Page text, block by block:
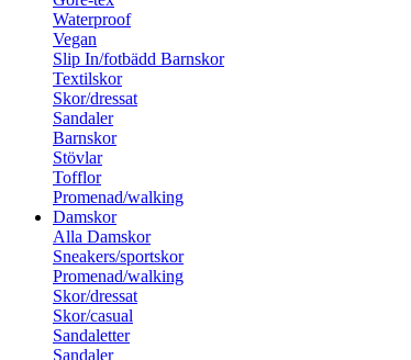
Waterproof
Vegan
Slip In/fotbädd Barnskor
Textilskor
Skor/dressat
Sandaler
Barnskor
Stövlar
Tofflor
Promenad/walking
Damskor
Alla Damskor
Sneakers/sportskor
Promenad/walking
Skor/dressat
Skor/casual
Sandaletter
Sandaler